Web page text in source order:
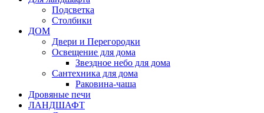
Подсветка
Столбики
ДОМ
Двери и Перегородки
Освещение для дома
Звездное небо для дома
Сантехника для дома
Раковина-чаша
Дровяные печи
ЛАНДШАФТ